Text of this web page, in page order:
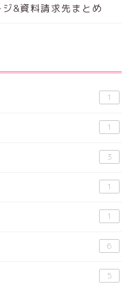
&資料請求先まとめ
1
1
3
1
1
6
5